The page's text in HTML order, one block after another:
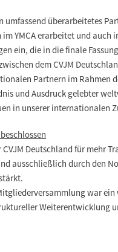
überarbeitetes
YMCA erarbeitet und auch
ein, die in die finale
dem CVJM
Partnern im Rahmen
und Ausdruck gelebter
in unserer internationalen
Deutschland für mehr
ausschließlich durch den
war
Weiterentwicklung